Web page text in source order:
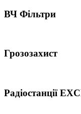
ВЧ Фільтри
Грозозахист
Радіостанції